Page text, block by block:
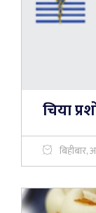
चिया
बिहीबार,